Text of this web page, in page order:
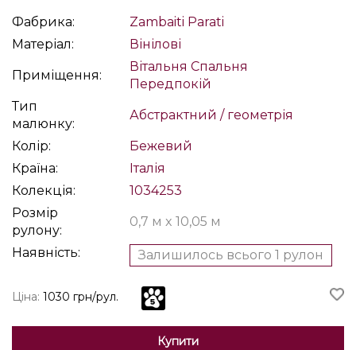
Фабрика:
Zambaiti Parati
Матеріал:
Вінілові
Приміщення:
Вітальня Спальня
Передпокій
Тип
малюнку:
Абстрактний / геометрія
Колір:
Бежевий
Країна:
Італія
Колекція:
1034253
Розмір
рулону:
0,7 м x 10,05 м
Наявність: Залишилось всього 1 рулон
Ціна: 1030 грн/рул.
Купити